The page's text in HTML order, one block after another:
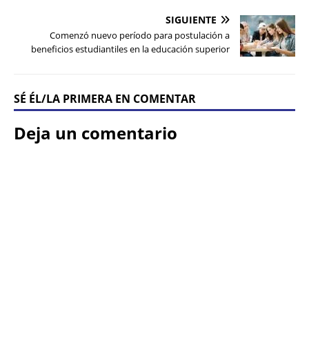
SIGUIENTE
Comenzó nuevo período para postulación a
beneficios estudiantiles en la educación superior
SÉ ÉL/LA PRIMERA EN COMENTAR
Deja un comentario